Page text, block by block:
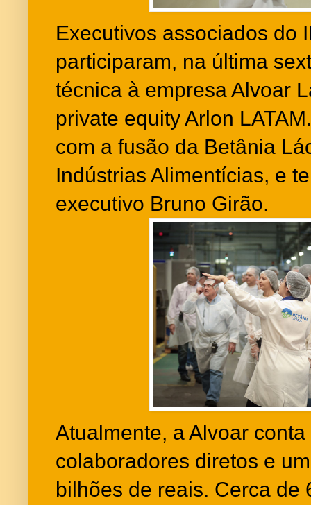
Executivos associados do
participaram, na última
técnica à empresa Alvoar
private equity Arlon
com a fusão da Betânia
Indústrias Alimentícias, e
executivo Bruno Girão.
Atualmente, a Alvoar
colaboradores diretos e
bilhões de reais. Cerca de